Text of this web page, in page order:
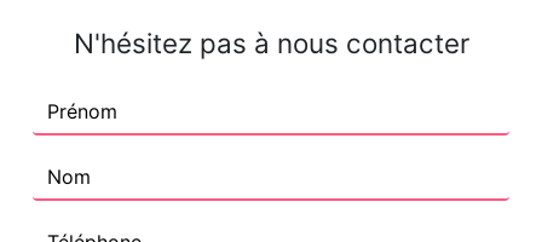
N'hésitez pas à nous contacter